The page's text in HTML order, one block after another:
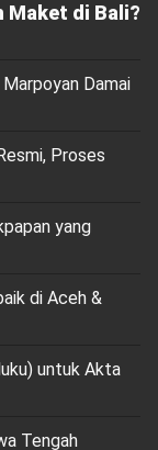
Maket di Bali?
Damai
Proses
yang
di Aceh &
untuk Akta
Tengah